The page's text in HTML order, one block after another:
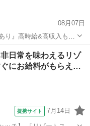
08月07日
り』高時給&高収入も叶
ゼーションセラピストと
になりたい』などの悩
日常を味わえるリゾ
にお給料がもらえ…
提携サイト 7月14日